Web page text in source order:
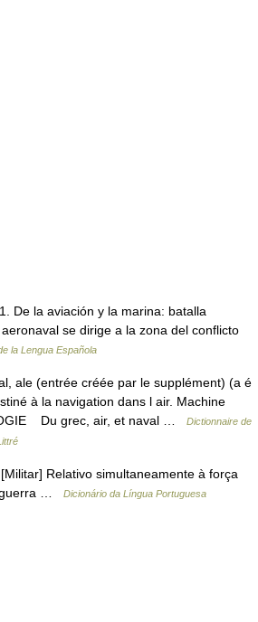
De la aviación y la marina: batalla
se dirige a la zona del conflicto
la Lengua Española
ale (entrée créée par le supplément) (a é
à la navigation dans l air. Machine
Du grec, air, et naval …
Dictionnaire de
Relativo simultaneamente à força
guerra …
Dicionário da Língua Portuguesa